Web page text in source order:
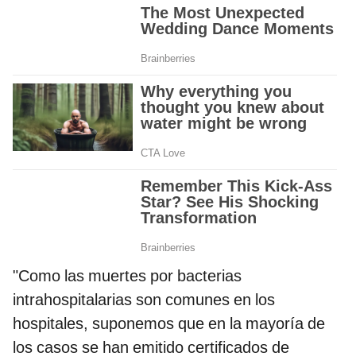
"Como las muertes por bacterias
intrahospitalarias son comunes en los
hospitales, suponemos que en la mayoría de
los casos se han emitido certificados de